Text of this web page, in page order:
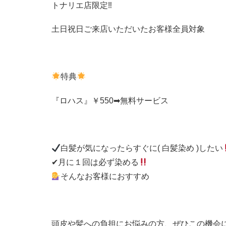
トナリエ店限定‼︎
土日祝日ご来店いただいたお客様全員対象
特典
『ロハス』￥550➡︎無料サービス
白髪が気になったらすぐに( 白髪染め )したい
✔︎月に１回は必ず染める
そんなお客様におすすめ
頭皮や髪への負担にお悩みの方、ぜひこの機会